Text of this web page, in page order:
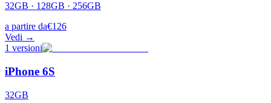
32GB · 128GB · 256GB
a partire da€126
Vedi →
1 versioni
iPhone 6S
32GB